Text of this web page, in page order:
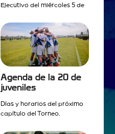
Ejecutivo del miércoles 5 de
Agenda de la 20 de
juveniles
Días y horarios del próximo
capítulo del Torneo.